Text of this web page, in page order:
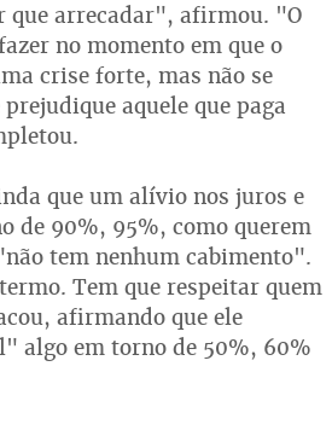
que arrecadar", afirmou. "O
no momento em que o
crise forte, mas não se
aquele que paga
que um alívio nos juros e
de 90%, 95%, como querem
tem nenhum cabimento".
Tem que respeitar quem
afirmando que ele
algo em torno de 50%, 60%